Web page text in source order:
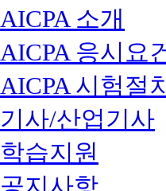
AICPA 소개
AICPA 응시요
AICPA 시험절
기사/산업기사
학습지원
공지사항